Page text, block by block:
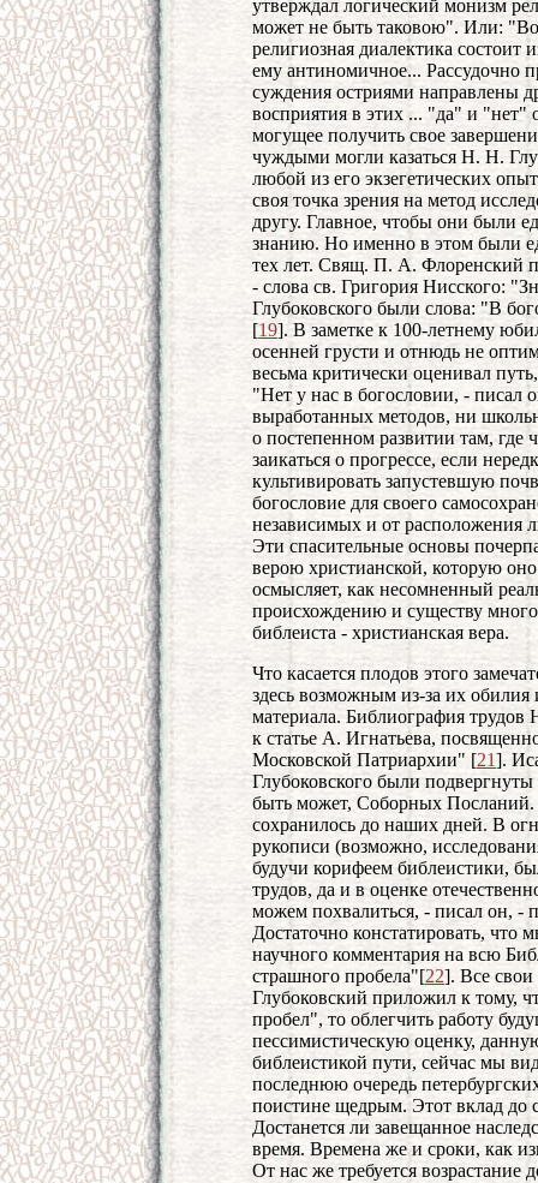
утверждал логический монизм
может не быть таковою". Или:
религиозная диалектика состоит
ему антиномичное... Рассудочно
суждения остриями направлены
восприятия в этих ... "да" и "нет"
могущее получить свое
чуждыми могли казаться Н. Н.
любой из его экзегетических
своя точка зрения на метод
другу. Главное, чтобы они были
знанию. Но именно в этом были
тех лет. Свящ. П. А. Флоренский
- слова св. Григория Нисского:
Глубоковского были слова: "В
[19]. В заметке к 100-летнему
осенней грусти и отнюдь не
весьма критически оценивал
"Нет у нас в богословии, -
выработанных методов, ни
о постепенном развитии там, где
заикаться о прогрессе, если
культивировать запустевшую
богословие для своего
независимых и от расположения
Эти спасительные основы
верою христианской, которую
осмысляет, как несомненный
происхождению и существу
библеиста - христианская вера.
Что касается плодов этого
здесь возможным из-за их обилия
материала. Библиография
к статье А. Игнатьева,
Московской Патриархии" [21].
Глубоковского были
быть может, Соборных Посланий.
сохранилось до наших дней. В
рукописи (возможно,
будучи корифеем библеистики,
трудов, да и в оценке
можем похвалиться, - писал он, -
Достаточно констатировать, что
научного комментария на всю
страшного пробела"[22]. Все
Глубоковский приложил к тому,
пробел", то облегчить работу
пессимистическую оценку,
библеистикой пути, сейчас мы
последнюю очередь
поистине щедрым. Этот вклад до
Достанется ли завещанное
время. Времена же и сроки, как
От нас же требуется возрастание